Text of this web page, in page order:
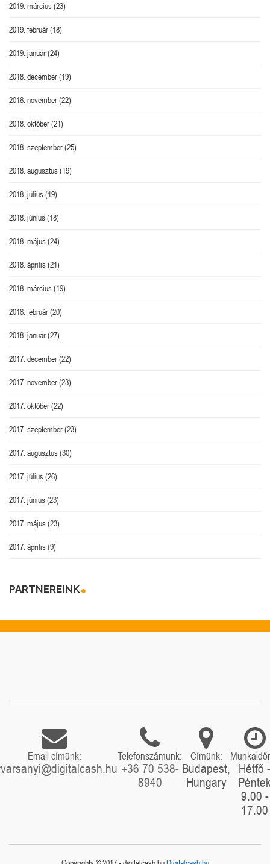
2019. március(23)
2019. február(18)
2019. január(24)
2018. december(19)
2018. november(22)
2018. október(21)
2018. szeptember(25)
2018. augusztus(19)
2018. július(19)
2018. június(18)
2018. május(24)
2018. április(21)
2018. március(19)
2018. február(20)
2018. január(27)
2017. december(22)
2017. november(23)
2017. október(22)
2017. szeptember(23)
2017. augusztus(30)
2017. július(26)
2017. június(23)
2017. május(23)
2017. április(9)
PARTNEREINK
Email címünk: Telefonszámunk:
+36 70 538-
8940
Címünk:
Budapest,
Hungary
Hétfő -
9.00 -
17.00